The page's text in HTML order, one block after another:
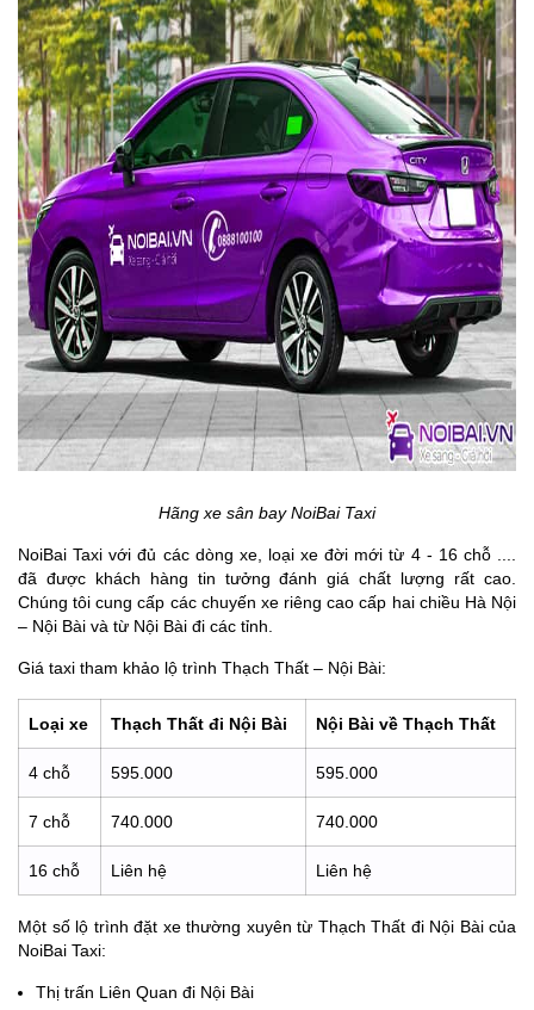
Hãng xe sân bay NoiBai Taxi
NoiBai Taxi với đủ các dòng xe, loại xe đời mới từ 4 - 16 chỗ ....
đã được khách hàng tin tưởng đánh giá chất lượng rất cao.
Chúng tôi cung cấp các chuyến xe riêng cao cấp hai chiều Hà Nội
– Nội Bài và từ Nội Bài đi các tỉnh.
Giá taxi tham khảo lộ trình Thạch Thất – Nội Bài:
Loại xe Thạch Thất đi Nội Bài Nội Bài về Thạch Thất
4 chỗ 595.000 595.000
7 chỗ 740.000 740.000
16 chỗ Liên hệ Liên hệ
Một số lộ trình đặt xe thường xuyên từ Thạch Thất đi Nội Bài của
NoiBai Taxi:
Thị trấn Liên Quan đi Nội Bài